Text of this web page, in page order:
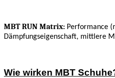
MBT RUN Matrix: Performance
Dämpfungseigenschaft, mittlere
Wie wirken MBT